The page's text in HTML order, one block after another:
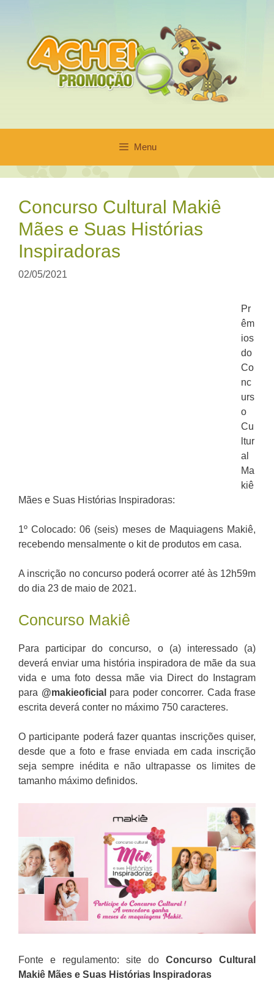
conteúdo
Menu
Concurso Cultural Makiê
Mães e Suas Histórias
Inspiradoras
02/05/2021
Pr
êm
ios
do
Co
nc
urs
o
Cu
ltur
al
Ma
kiê
Mães e Suas Histórias Inspiradoras:
1º Colocado: 06 (seis) meses de Maquiagens Makiê,
recebendo mensalmente o kit de produtos em casa.
A inscrição no concurso poderá ocorrer até às 12h59m
do dia 23 de maio de 2021.
Concurso Makiê
Para participar do concurso, o (a) interessado (a)
deverá enviar uma história inspiradora de mãe da sua
vida e uma foto dessa mãe via Direct do Instagram
para @makieoficial para poder concorrer. Cada frase
escrita deverá conter no máximo 750 caracteres.
O participante poderá fazer quantas inscrições quiser,
desde que a foto e frase enviada em cada inscrição
seja sempre inédita e não ultrapasse os limites de
tamanho máximo definidos.
Fonte e regulamento: site do Concurso Cultural
Makiê Mães e Suas Histórias Inspiradoras